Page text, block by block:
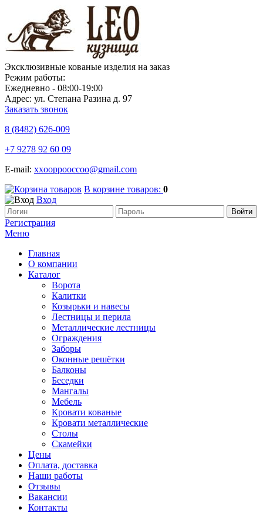
Эксклюзивные кованые изделия на заказ
Режим работы:
Ежедневно - 08:00-19:00
Адрес: ул. Степана Разина д. 97
Заказать звонок
8 (8482) 626-009
+7 9278 92 60 09
E-mail: xxooppooccoo@gmail.com
В корзине товаров: 0
Вход
Регистрация
Меню
Главная
О компании
Каталог
Ворота
Калитки
Козырьки и навесы
Лестницы и перила
Металлические лестницы
Ограждения
Заборы
Оконные решётки
Балконы
Беседки
Мангалы
Мебель
Кровати кованые
Кровати металлические
Столы
Скамейки
Цены
Оплата, доставка
Наши работы
Отзывы
Вакансии
Контакты